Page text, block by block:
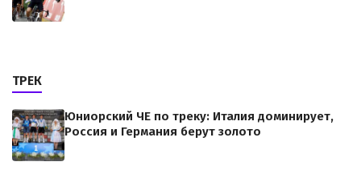
ТРЕК
Юниорский ЧЕ по треку: Италия доминирует,
Россия и Германия берут золото